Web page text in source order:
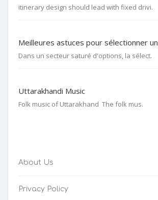
itinerary design should lead with fixed drivi.
Meilleures astuces pour sélectionner un
Dans un secteur saturé d'options, la sélect.
Uttarakhandi Music
Folk music of Uttarakhand The folk mus.
About Us
Privacy Policy